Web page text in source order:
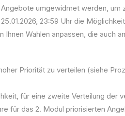
umgewidmet werden, um
23:59 Uhr die
Wahlen anpassen, die auch
Priorität zu verteilen (siehe
für eine zweite Verteilung der
für das 2. Modul priorisierten